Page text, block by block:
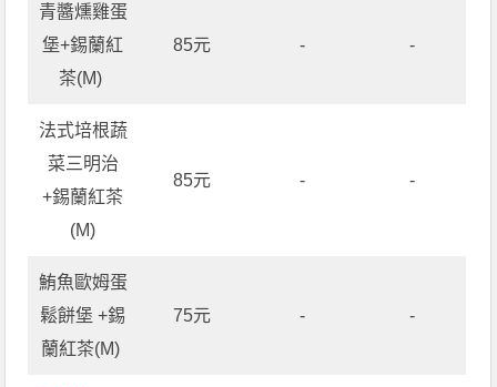
青醬燻雞蛋
堡+錫蘭紅
茶(M)
85元 - -
法式培根蔬
菜三明治
+錫蘭紅茶
(M)
85元 - -
鮪魚歐姆蛋
鬆餅堡 +錫
蘭紅茶(M)
75元 - -